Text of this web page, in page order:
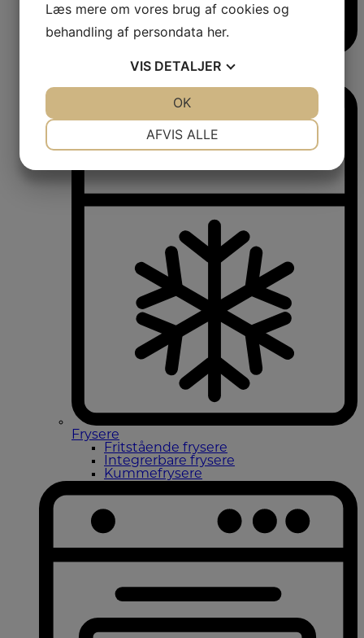
Vinkøleskabe
Frysere
Fritstående frysere
Integrerbare frysere
Kummefrysere
Læs mere om vores brug af cookies og
behandling af persondata her.
VIS DETALJER
AFVIS ALLE
OK